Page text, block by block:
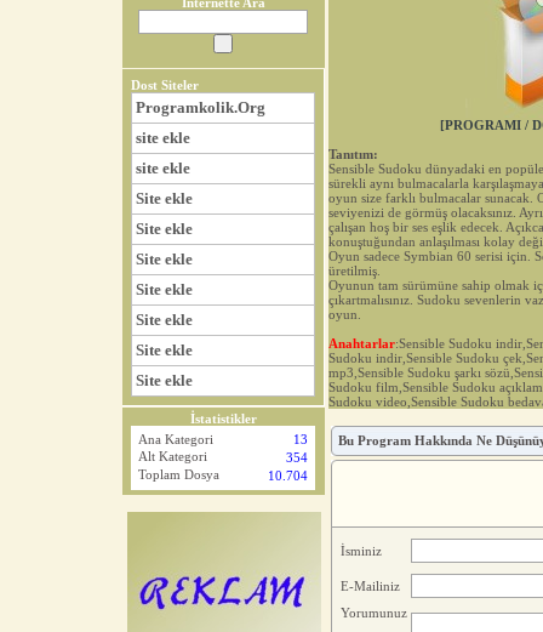
Dost Siteler
Programkolik.Org
site ekle
site ekle
Site ekle
Site ekle
Site ekle
Site ekle
Site ekle
Site ekle
Site ekle
İstatistikler
Ana Kategori
13
Alt Kategori
354
Toplam Dosya 10.704
[PROGRAMI /
Tanıtım:
Sensible Sudoku dünyadaki en
sürekli aynı bulmacalarla
oyun size farklı bulmacalar sunacak.
seviyenizi de görmüş olacaksınız.
çalışan hoş bir ses eşlik edecek.
konuştuğundan anlaşılması kolay
Oyun sadece Symbian 60 serisi için.
üretilmiş.
Oyunun tam sürümüne sahip olmak
çıkartmalısınız. Sudoku sevenlerin
oyun.
Anahtarlar:Sensible Sudoku
Sudoku indir,Sensible Sudoku
mp3,Sensible Sudoku şarkı
Sudoku film,Sensible Sudoku
Sudoku video,Sensible Sudoku
Bu Program Hakkında Ne
İsminiz
E-Mailiniz
Yorumunuz